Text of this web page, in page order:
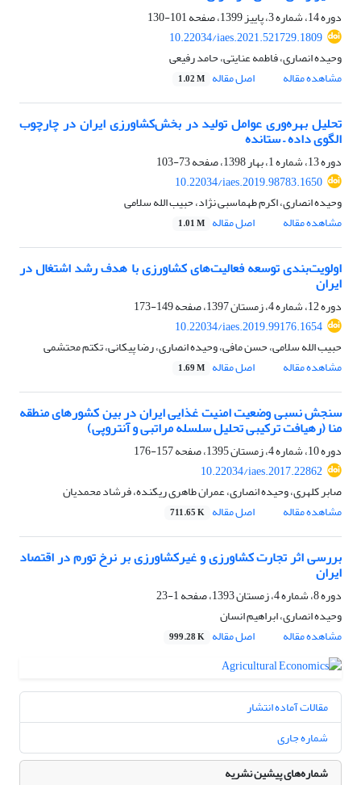
دوره 14، شماره 3، پاییز 1399، صفحه
101-130
10.22034/iaes.2021.521729.1809
وحیده انصاری، فاطمه عنایتی، حامد رفیعی
مشاهده مقاله
اصل مقاله 1.02 M
تحلیل بهره‌‌وری عوامل تولید در بخش‌کشاورزی ایران در چارچوب
الگوی داده – ستانده
دوره 13، شماره 1، بهار 1398، صفحه
73-103
10.22034/iaes.2019.98783.1650
وحیده انصاری، اکرم طهماسبی نژاد، حبیب الله سلامی
مشاهده مقاله
اصل مقاله 1.01 M
اولویت‌بندی توسعه فعالیت‌های کشاورزی با هدف رشد اشتغال در
ایران
دوره 12، شماره 4، زمستان 1397، صفحه
149-173
10.22034/iaes.2019.99176.1654
حبیب الله سلامی، حسن مافی، وحیده انصاری، رضا پیکانی، تکتم محتشمی
مشاهده مقاله
اصل مقاله 1.69 M
سنجش نسبی وضعیت امنیت غذایی ایران در بین کشورهای منطقه
منا (رهیافت ترکیبی تحلیل سلسله مراتبی و آنتروپی)
دوره 10، شماره 4، زمستان 1395، صفحه
157-176
10.22034/iaes.2017.22862
صابر کلهری، وحیده انصاری، عمران طاهری ریکنده، فرشاد محمدیان
مشاهده مقاله
اصل مقاله 711.65 K
بررسی اثر تجارت کشاورزی و غیرکشاورزی بر نرخ تورم در اقتصاد
ایران
دوره 8، شماره 4، زمستان 1393، صفحه
1-23
وحیده انصاری، ابراهیم انسان
مشاهده مقاله
اصل مقاله 999.28 K
مقالات آماده انتشار
شماره جاری
شماره‌های پیشین نشریه